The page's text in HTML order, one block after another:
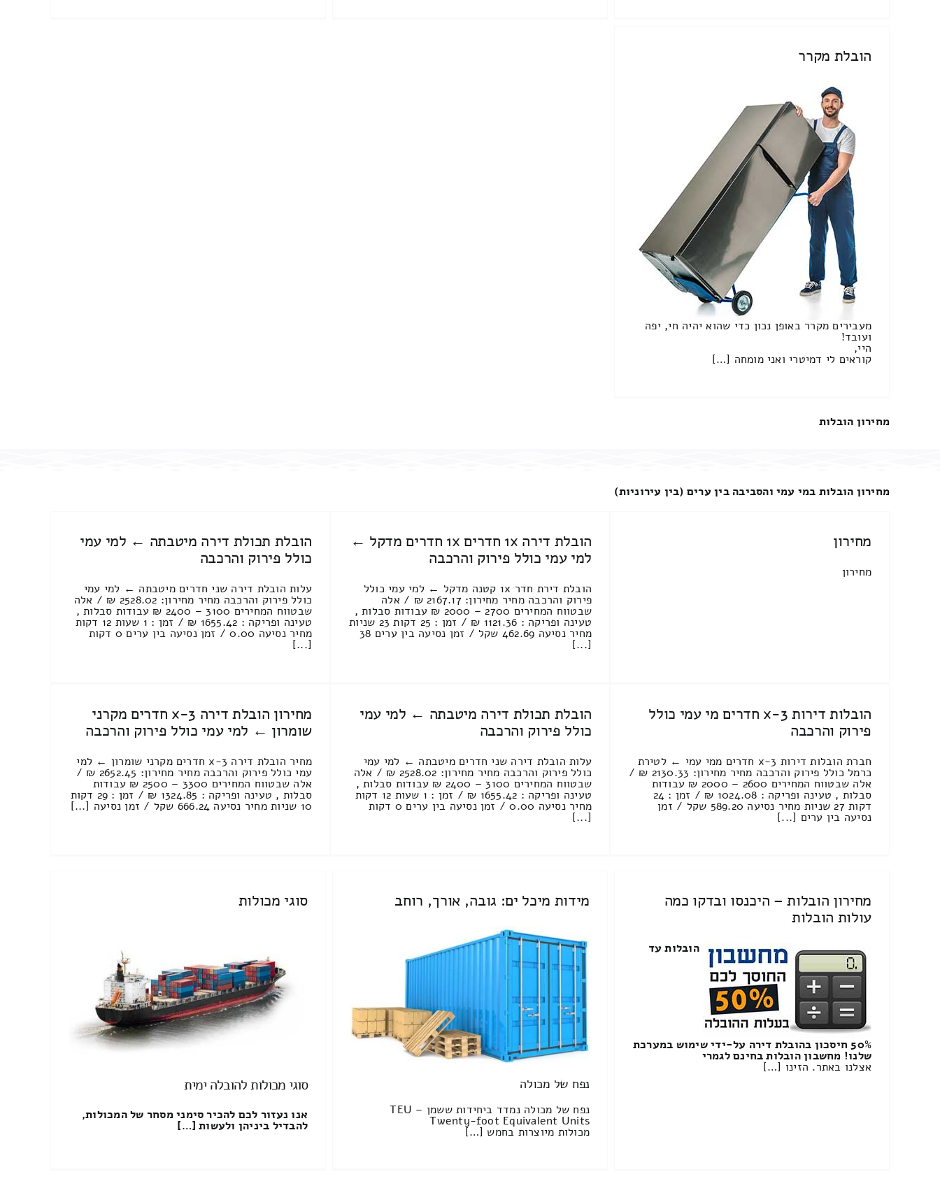
הובלת מקרר
מעבירים מקרר באופן נכון כדי שהוא יהיה חי, יפה
ועובד!
היי,
קוראים לי דמיטרי ואני מומחה […]
מחירון הובלות
מחירון הובלות במי עמי והסביבה בין ערים (בין עירוניות)
מחירון
מחירון
הובלת דירה 1x חדרים 1x חדרים מדקל ←
למי עמי כולל פירוק והרכבה
הובלת דירת חדר 1x קטנה מדקל ← למי עמי כולל
פירוק והרכבה מחיר מחירון: 2167.17 ₪ / אלה
שבטווח המחירים 2700 – 2000 ₪ עבודות סבלות ,
טעינה ופריקה : 1121.36 ₪ / זמן : 25 דקות 23 שניות
מחיר נסיעה 462.69 שקל / זמן נסיעה בין ערים 38
[...]
הובלת תכולת דירה מיטבתה ← למי עמי
כולל פירוק והרכבה
עלות הובלת דירה שני חדרים מיטבתה ← למי עמי
כולל פירוק והרכבה מחיר מחירון: 2528.02 ₪ / אלה
שבטווח המחירים 3100 – 2400 ₪ עבודות סבלות ,
טעינה ופריקה : 1655.42 ₪ / זמן : 1 שעות 12 דקות
מחיר נסיעה 0.00 / זמן נסיעה בין ערים 0 דקות
[...]
הובלות דירות 3-x חדרים מי עמי כולל
פירוק והרכבה
חברת הובלות דירות 3-x חדרים ממי עמי ← לטירת
כרמל כולל פירוק והרכבה מחיר מחירון: 2130.33 ₪ /
אלה שבטווח המחירים 2600 – 2000 ₪ עבודות
סבלות , טעינה ופריקה : 1024.08 ₪ / זמן : 24
דקות 27 שניות מחיר נסיעה 589.20 שקל / זמן
נסיעה בין ערים [...]
הובלת תכולת דירה מיטבתה ← למי עמי
כולל פירוק והרכבה
עלות הובלת דירה שני חדרים מיטבתה ← למי עמי
כולל פירוק והרכבה מחיר מחירון: 2528.02 ₪ / אלה
שבטווח המחירים 3100 – 2400 ₪ עבודות סבלות ,
טעינה ופריקה : 1655.42 ₪ / זמן : 1 שעות 12 דקות
מחיר נסיעה 0.00 / זמן נסיעה בין ערים 0 דקות
[...]
מחירון הובלת דירה 3-x חדרים מקרני
שומרון ← למי עמי כולל פירוק והרכבה
מחיר הובלת דירה 3-x חדרים מקרני שומרון ← למי
עמי כולל פירוק והרכבה מחיר מחירון: 2652.45 ₪ /
אלה שבטווח המחירים 3300 – 2500 ₪ עבודות
סבלות , טעינה ופריקה : 1324.85 ₪ / זמן : 29 דקות
10 שניות מחיר נסיעה 666.24 שקל / זמן נסיעה [...]
מחירון הובלות – היכנסו ובדקו כמה
עולות הובלות
הובלות עד
50% חיסכון בהובלת דירה על-ידי שימוש במערכת
שלנו! מחשבון הובלות בחינם לגמרי
אצלנו באתר. הזינו […]
מידות מיכל ים: גובה, אורך, רוחב
נפח של מכולה
נפח של מכולה נמדד ביחידות ששמן TEU –
Twenty-foot Equivalent Units
מכולות מיוצרות בחמש […]
סוגי מכולות
סוגי מכולות להובלה ימית
אנו נעזור לכם להכיר סימני מסחר של המכולות,
להבדיל ביניהן ולעשות […]